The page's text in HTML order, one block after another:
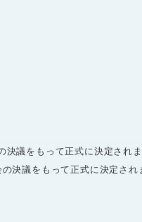
議をもって正式に決定され
決議をもって正式に決定され